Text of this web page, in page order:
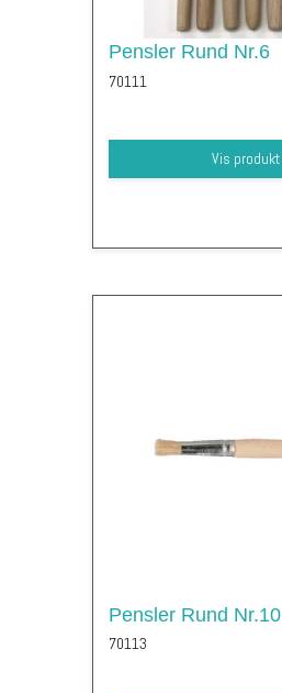
Pensler Rund Nr.6
70111
Vis produkt
Pensler Rund Nr.10
70113